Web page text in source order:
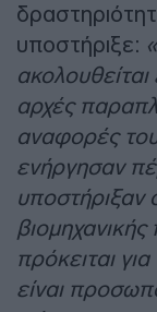
υποστήριξε:
ακολουθείται
αρχές
αναφορές
ενήργησαν
υποστήριξαν
πρόκειται
είναι